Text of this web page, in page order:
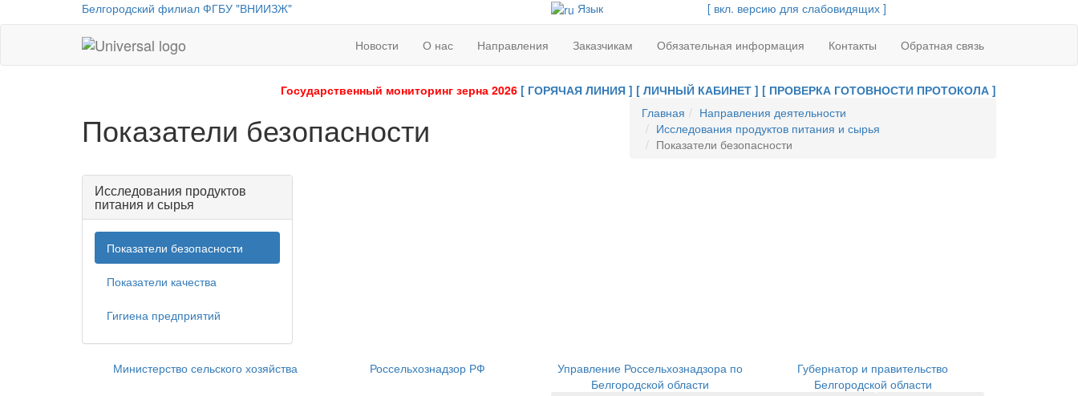
Белгородский филиал ФГБУ "ВНИИЗЖ" Язык [ вкл. версию для слабовидящих ]
homepage
Новости О нас Направления Заказчикам Обязательная информация Контакты Обратная связь
Государственный мониторинг зерна 2026 [ ГОРЯЧАЯ ЛИНИЯ ] [ ЛИЧНЫЙ КАБИНЕТ ] [ ПРОВЕРКА ГОТОВНОСТИ ПРОТОКОЛА ]
Показатели безопасности Главная
Направления деятельности
Исследования продуктов питания и сырья
Показатели безопасности
Исследования продуктов
питания и сырья
Показатели безопасности
Показатели качества
Гигиена предприятий
Министерство сельского хозяйства Россельхознадзор РФ
Управление Россельхознадзора по
Белгородской области
Губернатор и правительство
Белгородской области